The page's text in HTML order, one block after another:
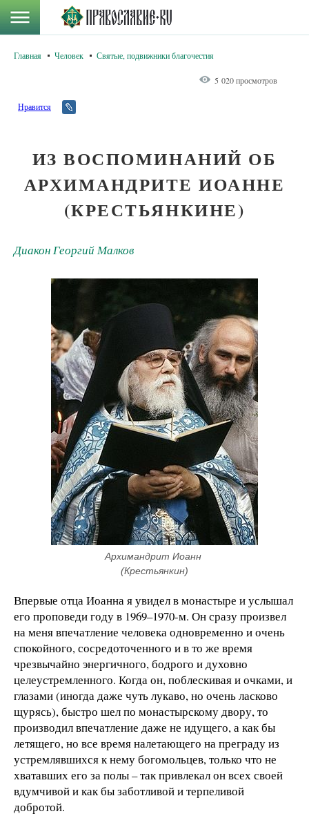
Главная Человек Святые, подвижники благочестия
5 020 просмотров
Нравится
ИЗ ВОСПОМИНАНИЙ ОБ
АРХИМАНДРИТЕ ИОАННЕ
(КРЕСТЬЯНКИНЕ)
Диакон Георгий Малков
Архимандрит Иоанн
(Крестьянкин)
Впервые отца Иоанна я увидел в монастыре и услышал
его проповеди году в 1969–1970-м. Он сразу произвел
на меня впечатление человека одновременно и очень
спокойного, сосредоточенного и в то же время
чрезвычайно энергичного, бодрого и духовно
целеустремленного. Когда он, поблескивая и очками, и
глазами (иногда даже чуть лукаво, но очень ласково
щурясь), быстро шел по монастырскому двору, то
производил впечатление даже не идущего, а как бы
летящего, но все время налетающего на преграду из
устремлявшихся к нему богомольцев, только что не
хватавших его за полы – так привлекал он всех своей
вдумчивой и как бы заботливой и терпеливой
добротой.